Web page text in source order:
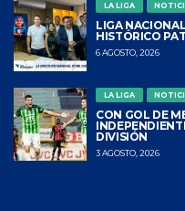
LA LIGA
LIGA
HISTÓRICO
6 AGOSTO, 2026
LA LIGA
CON GOL DE
DIVISIÓN
3 AGOSTO, 2026